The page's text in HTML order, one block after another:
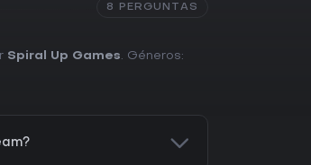
8 PERGUNTAS
Spiral Up Games. Géneros: